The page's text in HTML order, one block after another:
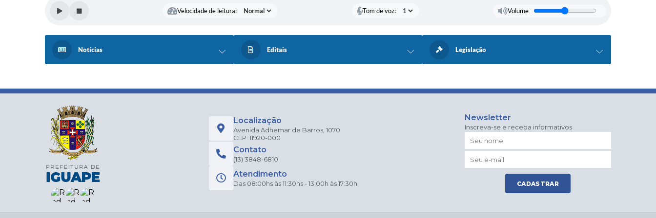
Velocidade de leitura: Tom de voz: Volume
Notícias Editais Legislação
Localização
Avenida Adhemar de Barros, 1070
CEP: 11920-000
Contato
(13) 3848-6810
Atendimento
Das 08:00hs às 11:30hs - 13:00h às 17:30h
Newsletter
Inscreva-se e receba informativos
CADASTRAR